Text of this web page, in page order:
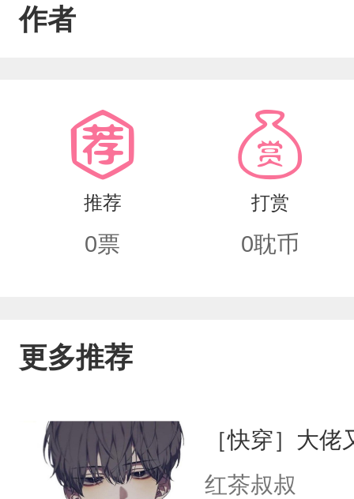
作者
推荐
0票
打赏
0耽币
更多推荐
［快穿］大
红茶叔叔